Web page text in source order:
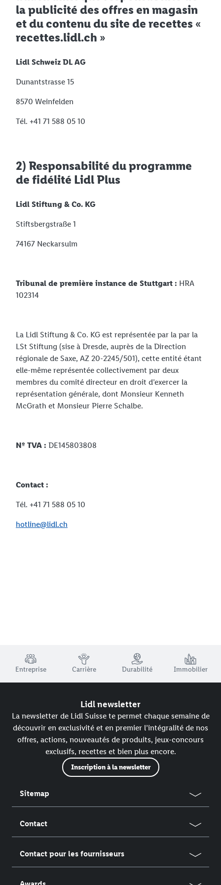
la publicité des offres en magasin
et du contenu du site de recettes «
recettes.lidl.ch »
Lidl Schweiz DL AG
Dunantstrasse 15
8570 Weinfelden
Tél. +41 71 588 05 10
2) Responsabilité du programme
de fidélité Lidl Plus
Lidl Stiftung & Co. KG
Stiftsbergstraße 1
74167 Neckarsulm
Tribunal de première instance de Stuttgart : HRA
102314
La Lidl Stiftung & Co. KG est représentée par la par la
LSt Stiftung (sise à Dresde, auprès de la Direction
régionale de Saxe, AZ 20-2245/501), cette entité étant
elle-même représentée collectivement par deux
membres du comité directeur en droit d’exercer la
représentation générale, dont Monsieur Kenneth
McGrath et Monsieur Pierre Schalbe.
Nº TVA : DE145803808
Contact :
Tél. +41 71 588 05 10
hotline@lidl.ch
TRUSTBAR
Entreprise Carrière Durabilité Immobilier
Lidl newsletter
La newsletter de Lidl Suisse te permet chaque semaine de
découvrir en exclusivité et en premier l’intégralité de nos
offres, actions, nouveautés de produits, jeux-concours
exclusifs, recettes et bien plus encore.
Inscription à la newsletter
Sitemap
Contact
Contact pour les fournisseurs